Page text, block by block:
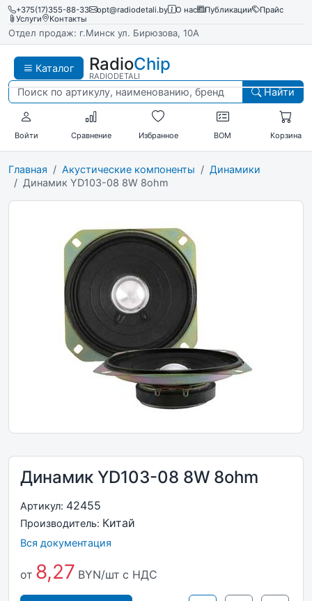
+375(17)355-88-33 opt@radiodetali.by О нас Публикации
Прайс
Услуги
Контакты
Отдел продаж: г.Минск ул. Бирюзова, 10А
Каталог RadioChip
RADIODETALI
Найти
Войти Сравнение Избранное BOM Корзина
Главная Акустические компоненты
Динамики
Динамик YD103-08 8W 8ohm
Динамик YD103-08 8W 8ohm
Артикул: 42455
Производитель: Китай
Вся документация
от 8,27 BYN/шт с НДС